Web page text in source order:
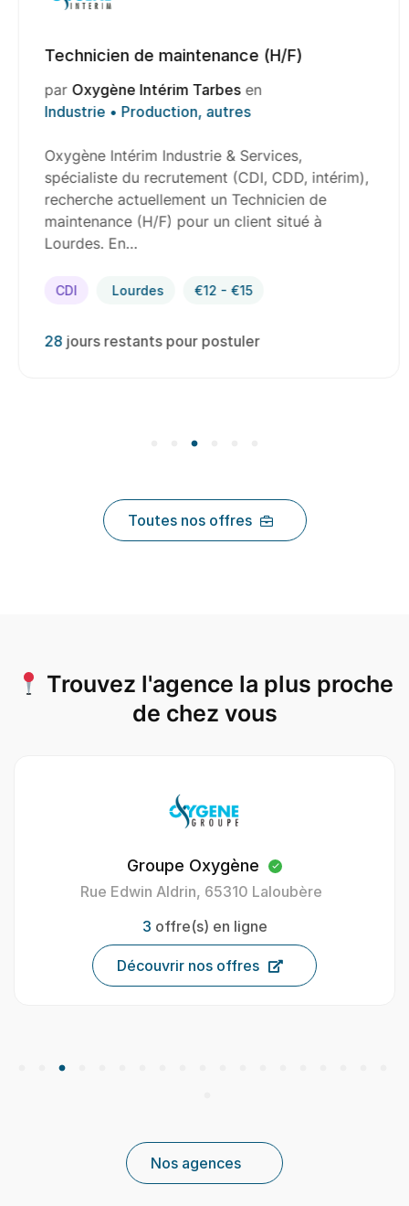
Technicien de maintenance (H/F)
par Oxygène Intérim Tarbesen
Industrie • Production, autres
Oxygène Intérim Industrie & Services,
spécialiste du recrutement (CDI, CDD, intérim),
recherche actuellement un Technicien de
maintenance (H/F) pour un client situé à
Lourdes. En…
CDI Lourdes €12 - €15
28 jours restants pour postuler
Toutes nos offres
Trouvez l'agence la plus proche
de chez vous
Oxygène Intérim Carcassonne
40 Av. Henri Gout, 11000 Carcassonne, France
9 offre(s) en ligne
Découvrir nos offres
Nos agences